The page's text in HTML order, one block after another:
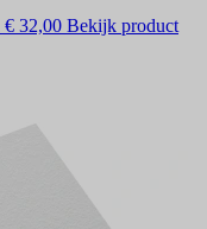
€ 32,00 Bekijk product